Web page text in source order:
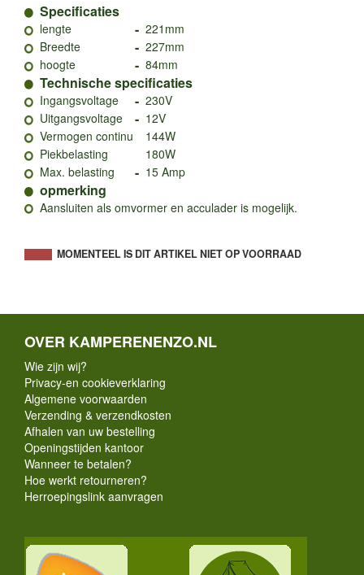
Specificaties
lengte - 221mm
Breedte
- 227mm
hoogte
- 84mm
Technische specificaties
Ingangsvoltage - 230V
Uitgangsvoltage
- 12V
Vermogen continu
144W
Piekbelasting
180W
Max. belasting
- 15 Amp
opmerking
Aansluiten als omvormer en acculader is mogelijk.
MOMENTEEL IS DIT ARTIKEL NIET OP VOORRAAD
OVER KAMPERENENZO.NL
Wie zijn wij?
Privacy-en cookieverklaring
Algemene voorwaarden
Verzending & verzendkosten
Afhalen van uw bestelling
Openingstijden kantoor
Wanneer te betalen?
Hoe werkt retourneren?
Herroepingslink aanvragen